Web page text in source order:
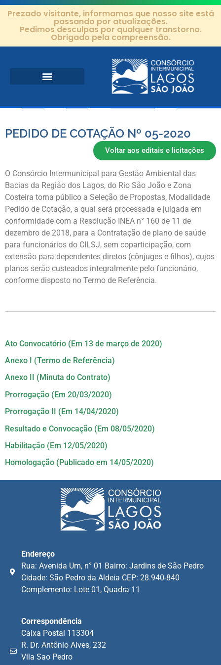
Prezado visitante, informamos que nosso site está
passando por atualizações.
Pedimos desculpas por qualquer transtorno.
Obrigado pela compreensão.
PEDIDO DE COTAÇÃO Nº 05-2020
Voltar aos editais e licitações
O Consórcio Intermunicipal para Gestão Ambiental das
Bacias da Região dos Lagos, do Rio São João e Zona
Costeira torna público a Seleção de Propostas, Modalidade
Pedido de Cotação, a qual será processada e julgada em
conformidade com a Resolução INEA n° 160 de 11 de
dezembro de 2018, para a Contratação de plano de saúde
para funcionários do CILSJ, sem coparticipação, com
extensão para dependentes diretos (cônjuges e filhos), cujos
planos serão custeados integralmente pelo funcionário,
conforme disposto no Termo de Referência.
Ato Convocatório (Em 13 de março de 2020)
Anexo I (Termo de Referência)
Anexo II (Minuta do Contrato)
Prorrogação (Em 20/03/2020)
Prorrogação II (Em 14/04/2020)
Resultado e Convocação (Em 08/05/2020)
Habilitação (Em 12/05/2020)
Homologação (Publicado em 14/05/2020)
Endereço
Rua: Avenida Um, n° 01 Bairro: Jardins de São Pedro
Cidade: São Pedro da Aldeia CEP: 28.940-840
Complemento: Lote 01, Quadra 11
Correspondência
Caixa Postal 113304
R. Dr. Antônio Alves, 232
Vila Sao Pedro